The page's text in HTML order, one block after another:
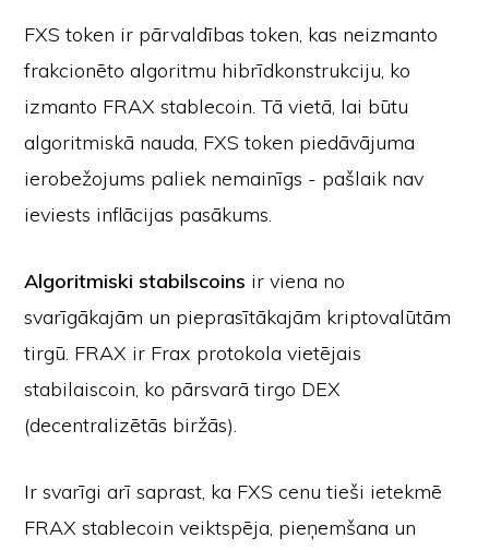
FXS token ir pārvaldības token, kas neizmanto
frakcionēto algoritmu hibrīdkonstrukciju, ko
izmanto FRAX stablecoin. Tā vietā, lai būtu
algoritmiskā nauda, FXS token piedāvājuma
ierobežojums paliek nemainīgs - pašlaik nav
ieviests inflācijas pasākums.
Algoritmiski stabilscoins ir viena no
svarīgākajām un pieprasītākajām kriptovalūtām
tirgū. FRAX ir Frax protokola vietējais
stabilaiscoin, ko pārsvarā tirgo DEX
(decentralizētās biržās).
Ir svarīgi arī saprast, ka FXS cenu tieši ietekmē
FRAX stablecoin veiktspēja, pieņemšana un